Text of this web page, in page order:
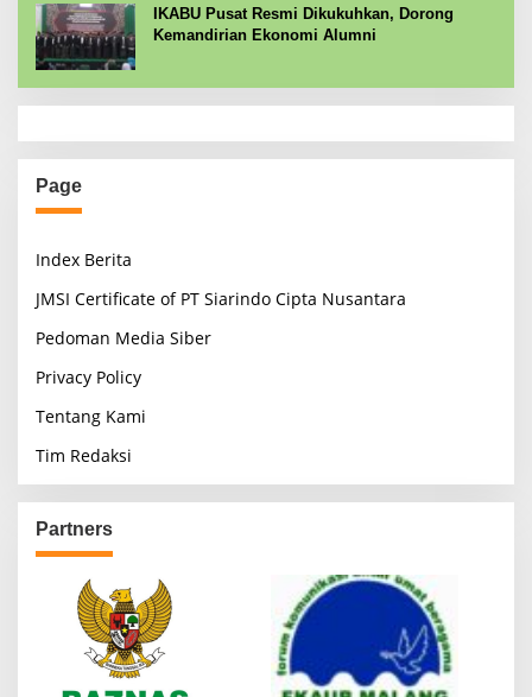
IKABU Pusat Resmi Dikukuhkan, Dorong
Kemandirian Ekonomi Alumni
Page
Index Berita
JMSI Certificate of PT Siarindo Cipta Nusantara
Pedoman Media Siber
Privacy Policy
Tentang Kami
Tim Redaksi
Partners